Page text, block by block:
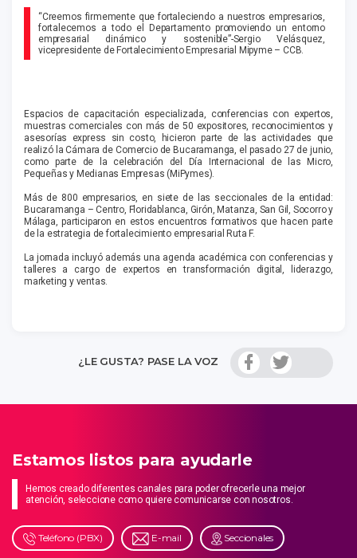
“Creemos firmemente que for­taleciendo a nuestros empre­sarios,
fortalecemos a todo el Departamento promoviendo un entorno
empresarial diná­mico y sostenible”-Sergio Velásquez,
vicepresidente de Fortalecimiento Empresarial Mipyme – CCB.
Espacios de capacitación especializada, conferencias con expertos,
muestras comerciales con más de 50 expositores, reconocimientos y
asesorías express sin costo, hicieron parte de las actividades que
realizó la Cámara de Comercio de Bu­caramanga, el pasado 27 de junio,
como parte de la celebra­ción del Día Internacional de las Micro,
Pequeñas y Medianas Empresas (MiPymes).
Más de 800 empresarios, en siete de las seccionales de la entidad:
Bucaramanga – Centro, Floridablanca, Girón, Matanza, San Gil, Socorro y
Málaga, participaron en estos encuentros formativos que hacen parte
de la estrategia de fortalecimiento empresarial Ruta F.
La jornada incluyó además una agenda académica con conferencias y
talleres a cargo de expertos en transformación digital, liderazgo,
marketing y ventas.
¿LE GUSTA? PASE LA VOZ
Estamos listos para ayudarle
Hemos creado diferentes canales para poder ofrecerle una mejor
atención, seleccione como quiere comunicarse con nosotros.
Teléfono (PBX) E-mail Seccionales